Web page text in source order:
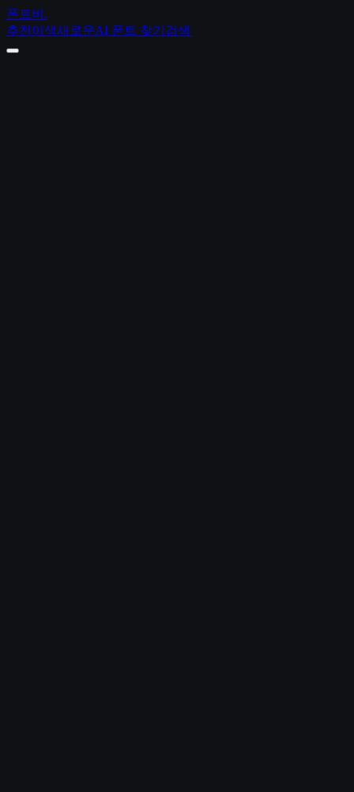
폰트비 .
추천 이색새로운AI 폰트 찾기 검색